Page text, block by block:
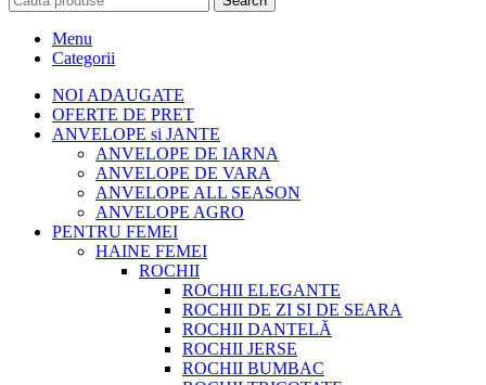
Menu
Categorii
NOI ADAUGATE
OFERTE DE PRET
ANVELOPE si JANTE
ANVELOPE DE IARNA
ANVELOPE DE VARA
ANVELOPE ALL SEASON
ANVELOPE AGRO
PENTRU FEMEI
HAINE FEMEI
ROCHII
ROCHII ELEGANTE
ROCHII DE ZI SI DE SEARA
ROCHII DANTELĂ
ROCHII JERSE
ROCHII BUMBAC